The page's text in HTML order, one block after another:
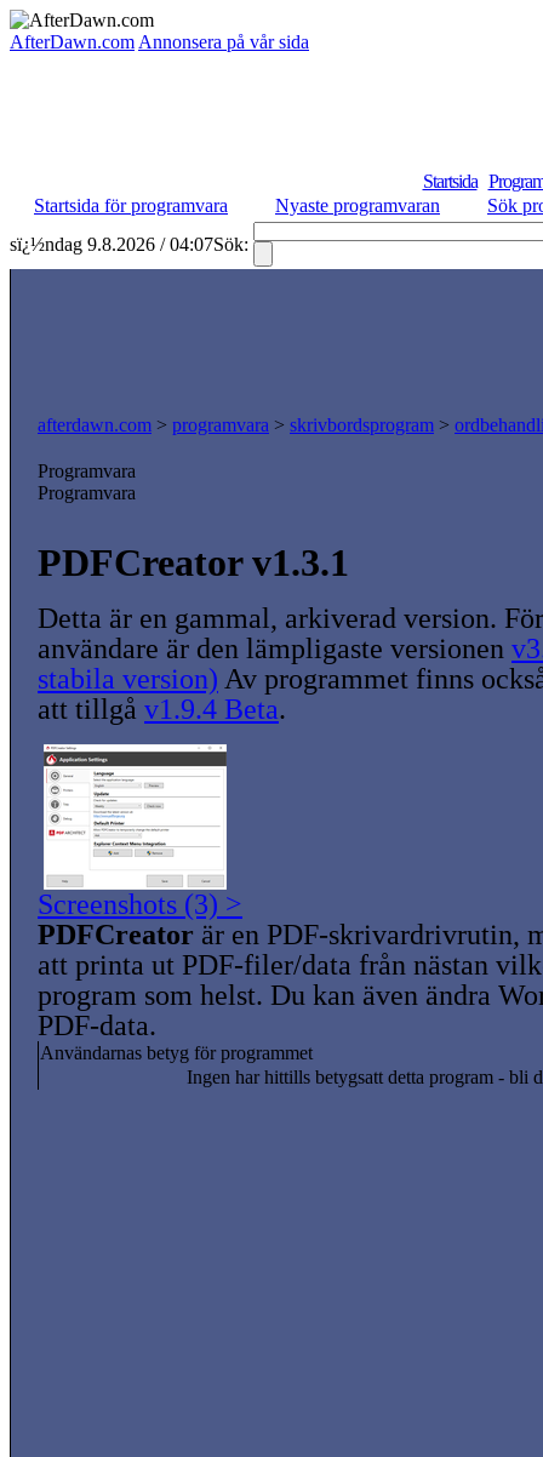
AfterDawn.com Annonsera på vår sida
Startsida
Startsida för programvara
Nyaste programvaran
Sök
sï¿½ndag 9.8.2026 / 04:07Sök:
afterdawn.com > programvara > skrivbordsprogram >
Programvara
Programvara
PDFCreator v1.3.1
Detta är en gammal, arkiverad version.
användare är den lämpligaste versionen
stabila version) Av programmet finns
att tillgå v1.9.4 Beta.
Screenshots (3) >
PDFCreator är en PDF-skrivardrivrutin,
att printa ut PDF-filer/data från nästan
program som helst. Du kan även ändra
PDF-data.
Användarnas betyg för programmet
Ingen har hittills betygsatt detta program - bli